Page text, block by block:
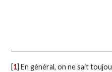
[1]En général, on ne sait